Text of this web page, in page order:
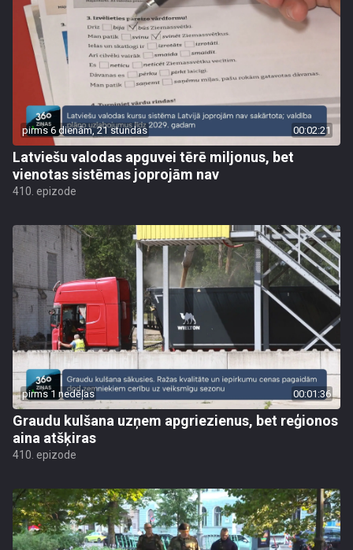
pirms 6 dienām, 21 stundas 00:02:21
Latviešu valodas apguvei tērē miljonus, bet
vienotas sistēmas joprojām nav
410. epizode
pirms 1 nedēļas 00:01:36
Graudu kulšana uzņem apgriezienus, bet reģionos
aina atšķiras
410. epizode